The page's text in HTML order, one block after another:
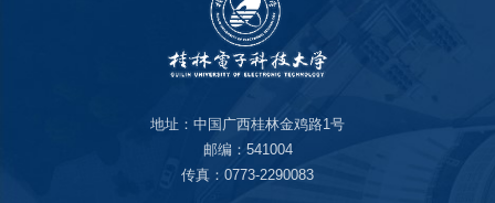
地址：中国广西桂林金鸡路1号
邮编：541004
传真：0773-2290083